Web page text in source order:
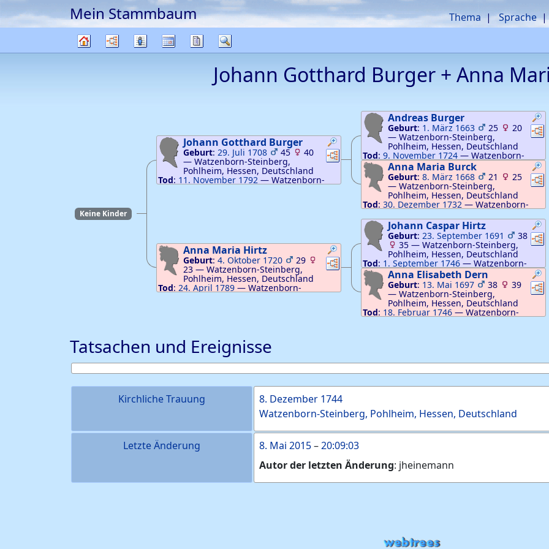
Weiter zu Hauptseite
Mein Stammbaum Thema Sprache
Diagramme
Listen KalenderBerichte
Johann Gotthard Burger+ Anna
Keine Kinder
Verknüpfungen
Verknüpfungen
Johann Gotthard Burger
Geburt: 29. Juli 1708 45 40
— Watzenborn-Steinberg,
Pohlheim, Hessen, Deutschland
Tod: 11. November 1792— Watzenborn-
Andreas Burger
Geburt: 1. März 1663 25 20
— Watzenborn-Steinberg,
Pohlheim, Hessen, Deutschland
Tod: 9. November 1724— Watzenborn-
Steinberg, Pohlheim, Hessen, Deutschland
Anna Maria Burck
Geburt: 8. März 1668 21 25
— Watzenborn-Steinberg,
Pohlheim, Hessen, Deutschland
Tod: 30. Dezember 1732— Watzenborn-
Verknüpfungen
Verknüpfungen
Anna Maria Hirtz
Geburt: 4. Oktober 1720 29
23 — Watzenborn-Steinberg,
Pohlheim, Hessen, Deutschland
Tod: 24. April 1789— Watzenborn-
Johann Caspar Hirtz
Geburt: 23. September 1691 38
35—Watzenborn-Steinberg,
Pohlheim, Hessen, Deutschland
Tod: 1. September 1746— Watzenborn-
Steinberg, Pohlheim, Hessen, Deutschland
Anna Elisabeth Dern
Geburt: 13. Mai 1697 38 39
— Watzenborn-Steinberg,
Pohlheim, Hessen, Deutschland
Tod: 18. Februar 1746— Watzenborn-
Tatsachen und Ereignisse
Kirchliche Trauung
8. Dezember 1744
Watzenborn-Steinberg, Pohlheim, Hessen, Deutschland
Letzte Änderung 8. Mai 2015–20:09:03
Autor der letzten Änderung: jheinemann